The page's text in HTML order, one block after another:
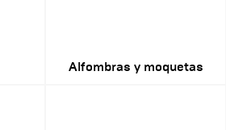
Alfombras y moquetas